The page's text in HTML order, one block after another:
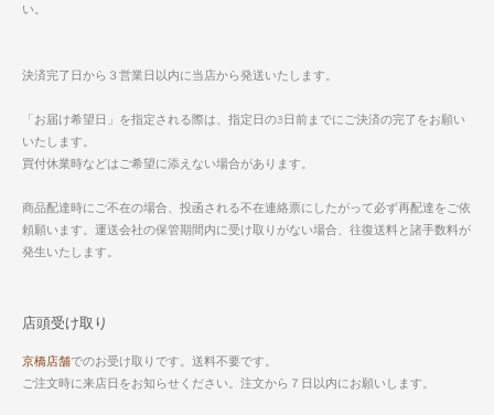
い。
決済完了日から３営業日以内に当店から発送いたします。
「お届け希望日」を指定される際は、指定日の3日前までにご決済の完了をお願い
いたします。
買付休業時などはご希望に添えない場合があります。
商品配達時にご不在の場合、投函される不在連絡票にしたがって必ず再配達をご依
頼願います。運送会社の保管期間内に受け取りがない場合、往復送料と諸手数料が
発生いたします。
店頭受け取り
京橋店舗でのお受け取りです。送料不要です。
ご注文時に来店日をお知らせください。注文から７日以内にお願いします。